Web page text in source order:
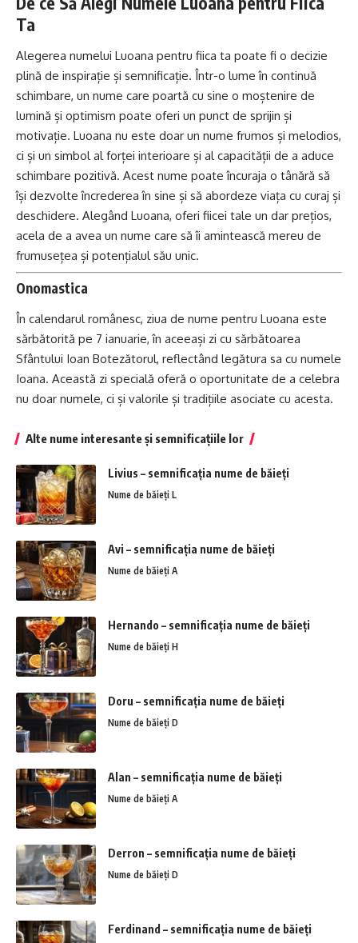
Ta
Alegerea numelui Luoana pentru fiica ta poate fi o decizie
plină de inspirație și semnificație. Într-o lume în continuă
schimbare, un nume care poartă cu sine o moștenire de
lumină și optimism poate oferi un punct de sprijin și
motivație. Luoana nu este doar un nume frumos și melodios,
ci și un simbol al forței interioare și al capacității de a aduce
schimbare pozitivă. Acest nume poate încuraja o tânără să
își dezvolte încrederea în sine și să abordeze viața cu curaj și
deschidere. Alegând Luoana, oferi fiicei tale un dar prețios,
acela de a avea un nume care să îi amintească mereu de
frumusețea și potențialul său unic.
Onomastica
În calendarul românesc, ziua de nume pentru Luoana este
sărbătorită pe 7 ianuarie, în aceeași zi cu sărbătoarea
Sfântului Ioan Botezătorul, reflectând legătura sa cu numele
Ioana. Această zi specială oferă o oportunitate de a celebra
nu doar numele, ci și valorile și tradițiile asociate cu acesta.
Alte nume interesante și semnificațiile lor
Livius – semnificația nume de băieți
Nume de băieți L
Avi – semnificația nume de băieți
Nume de băieți A
Hernando – semnificația nume de băieți
Nume de băieți H
Doru – semnificația nume de băieți
Nume de băieți D
Alan – semnificația nume de băieți
Nume de băieți A
Derron – semnificația nume de băieți
Nume de băieți D
Ferdinand – semnificația nume de băieți